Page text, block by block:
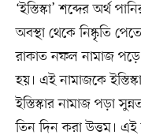
‘ইস্তিস্কা’ শব্দের অর্থ
অবস্থা থেকে নিষ্কৃতি
রাকাত নফল নামাজ
হয়। এই নামাজকে
ইস্তিস্কার নামাজ পড়া
তিন দিন করা উত্তম। এই